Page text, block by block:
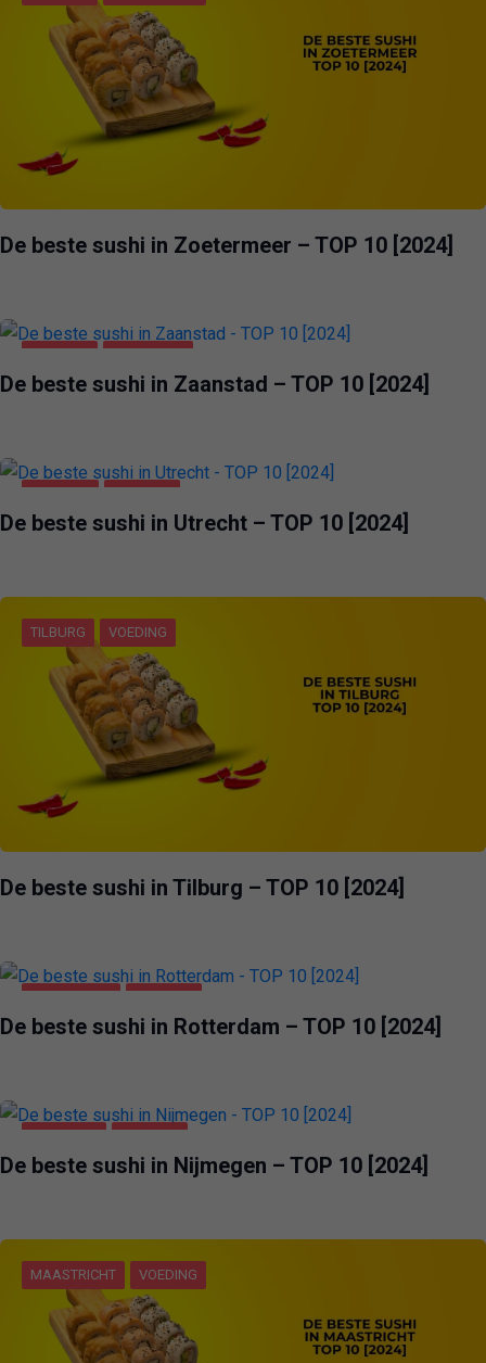
De beste sushi in Zoetermeer – TOP 10 [2024]
De beste sushi in Zaanstad – TOP 10 [2024]
De beste sushi in Utrecht – TOP 10 [2024]
TILBURG VOEDING
De beste sushi in Tilburg – TOP 10 [2024]
De beste sushi in Rotterdam – TOP 10 [2024]
De beste sushi in Nijmegen – TOP 10 [2024]
MAASTRICHT VOEDING